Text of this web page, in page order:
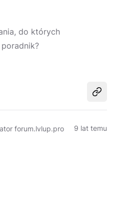
do których
forum.lvlup.pro 9 lat temu